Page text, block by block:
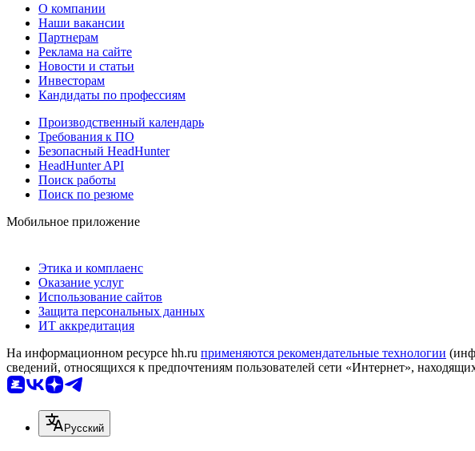
О компании
Наши вакансии
Партнерам
Реклама на сайте
Новости и статьи
Инвесторам
Кандидаты по профессиям
Производственный календарь
Требования к ПО
Безопасный HeadHunter
HeadHunter API
Поиск работы
Поиск по резюме
Мобильное приложение
Этика и комплаенс
Оказание услуг
Использование сайтов
Защита персональных данных
ИТ аккредитация
На информационном ресурсе hh.ru применяются рекомендательные технологии
сведений, относящихся к предпочтениям пользователей сети «Интернет»,
Русский